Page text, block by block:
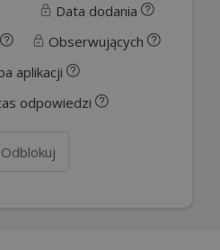
Data dodania
Obserwujących
aplikacji
odpowiedzi
Odblokuj